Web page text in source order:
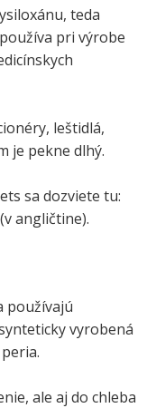
teda
pri výrobe
leštidlá,
je pekne dlhý.
sa dozviete tu:
(v angličtine).
používajú
vyrobená
ale aj do chleba